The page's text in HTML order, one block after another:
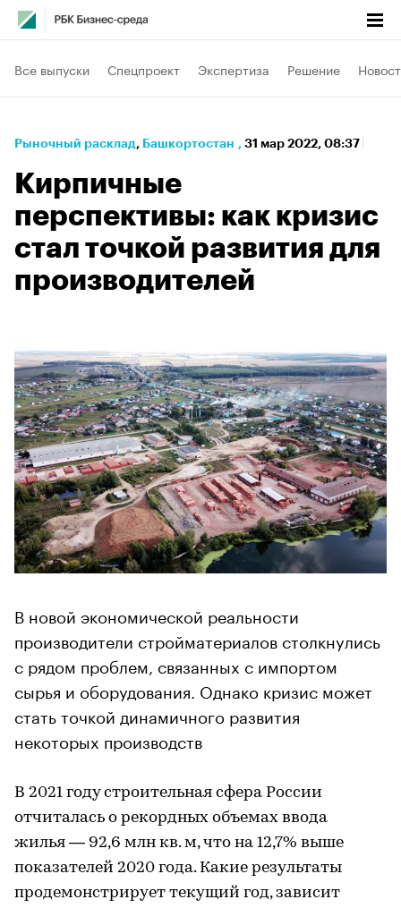
Все выпуски Спецпроект Экспертиза Решение
Рыночный расклад⁠, Башкортостан , 31 мар 2022, 08:37
Кирпичные
перспективы: как кризис
стал точкой развития для
производителей
В новой экономической реальности
производители стройматериалов столкнулись
с рядом проблем, связанных с импортом
сырья и оборудования. Однако кризис может
стать точкой динамичного развития
некоторых производств
В 2021 году строительная сфера России
отчиталась о рекордных объемах ввода
жилья — 92,6 млн кв. м, что на 12,7% выше
показателей 2020 года. Какие результаты
продемонстрирует текущий год, зависит